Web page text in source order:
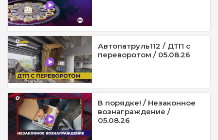
Автопатруль112 / ДТП с
переворотом / 05.08.26
В порядке! / Незаконное
вознаграждение /
05.08.26